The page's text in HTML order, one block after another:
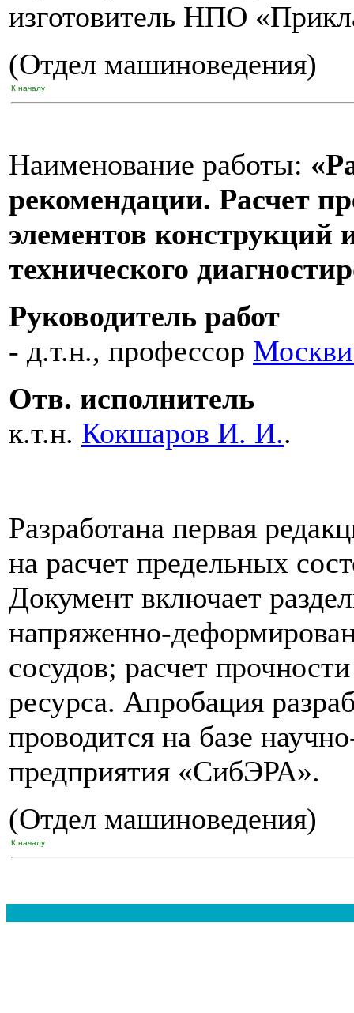
изготовитель НПО
(Отдел машиноведения)
К началу
Наименование работы:
рекомендации. Расчет
элементов конструкций
технического
Руководитель работ
- д.т.н., профессор
Отв. исполнитель
к.т.н. Кокшаров И. И..
Разработана первая
на расчет предельных
Документ включает
напряженно-
сосудов; расчет
ресурса. Апробация
проводится на базе
предприятия «СибЭРА».
(Отдел машиноведения)
К началу